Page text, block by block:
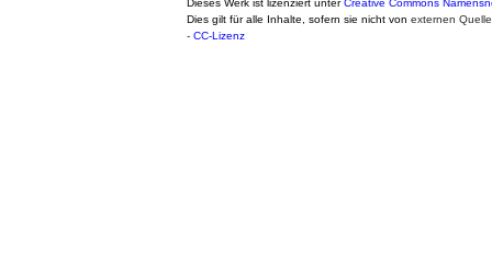
Dieses Werk ist lizenziert unterCreative Commons
Dies gilt für alle Inhalte, sofern sie nicht von externen
- CC-Lizenz